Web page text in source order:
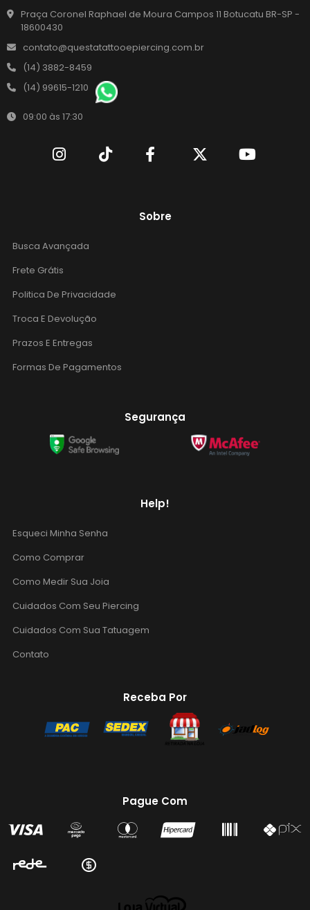
Praça Coronel Raphael de Moura Campos 11 Botucatu BR-SP -
18600430
contato@questatattooepiercing.com.br
(14) 3882-8459
(14) 99615-1210
09:00 às 17:30
Sobre
Busca Avançada
Frete Grátis
Politica De Privacidade
Troca E Devolução
Prazos E Entregas
Formas De Pagamentos
Segurança
Help!
Esqueci Minha Senha
Como Comprar
Como Medir Sua Joia
Cuidados Com Seu Piercing
Cuidados Com Sua Tatuagem
Contato
Receba Por
Pague Com